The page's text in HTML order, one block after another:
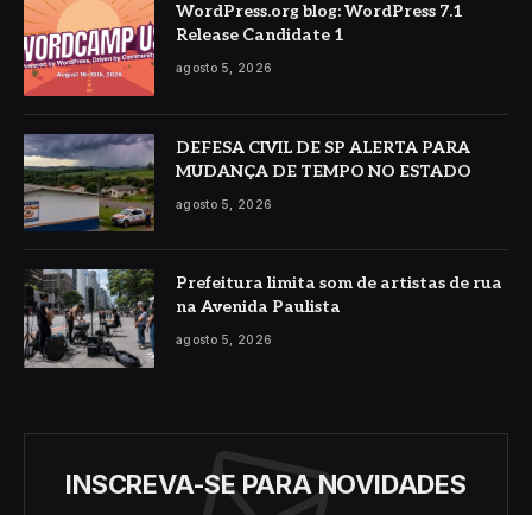
WordPress.org blog: WordPress 7.1
Release Candidate 1
agosto 5, 2026
DEFESA CIVIL DE SP ALERTA PARA
MUDANÇA DE TEMPO NO ESTADO
agosto 5, 2026
Prefeitura limita som de artistas de rua
na Avenida Paulista
agosto 5, 2026
INSCREVA-SE PARA NOVIDADES